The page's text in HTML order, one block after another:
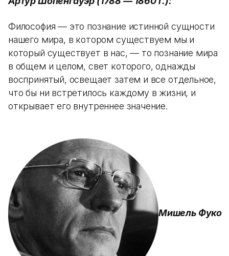
Философия — это познание истинной сущности
нашего мира, в котором существуем мы и
который существует в нас, — то познание мира
в общем и целом, свет которого, однажды
воспринятый, освещает затем и все отдельное,
что бы ни встретилось каждому в жизни, и
открывает его внутреннее значение.
Мишель Фуко